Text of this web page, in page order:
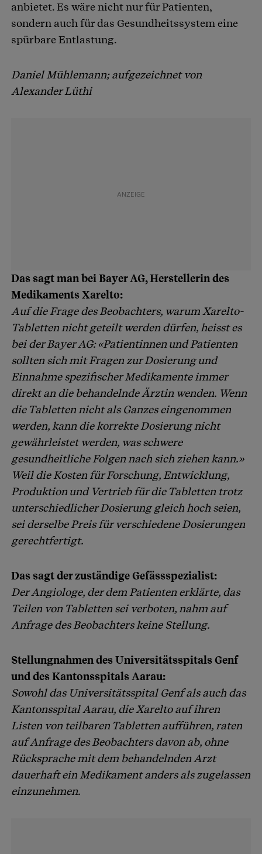
anbietet. Es wäre nicht nur für Patienten,
sondern auch für das Gesundheitssystem eine
spürbare Entlastung.
Daniel Mühlemann; aufgezeichnet von
Alexander Lüthi
Das sagt man bei Bayer AG, Herstellerin des
Medikaments Xarelto:
Auf die Frage des Beobachters, warum Xarelto-
Tabletten nicht geteilt werden dürfen, heisst es
bei der Bayer AG: «Patientinnen und Patienten
sollten sich mit Fragen zur Dosierung und
Einnahme spezifischer Medikamente immer
direkt an die behandelnde Ärztin wenden. Wenn
die Tabletten nicht als Ganzes eingenommen
werden, kann die korrekte Dosierung nicht
gewährleistet werden, was schwere
gesundheitliche Folgen nach sich ziehen kann.»
Weil die Kosten für Forschung, Entwicklung,
Produktion und Vertrieb für die Tabletten trotz
unterschiedlicher Dosierung gleich hoch seien,
sei derselbe Preis für verschiedene Dosierungen
gerechtfertigt.
Das sagt der zuständige Gefässspezialist:
Der Angiologe, der dem Patienten erklärte, das
Teilen von Tabletten sei verboten, nahm auf
Anfrage des Beobachters keine Stellung.
Stellungnahmen des Universitätsspitals Genf
und des Kantonsspitals Aarau:
Sowohl das Universitätsspital Genf als auch das
Kantonsspital Aarau, die Xarelto auf ihren
Listen von teilbaren Tabletten aufführen, raten
auf Anfrage des Beobachters davon ab, ohne
Rücksprache mit dem behandelnden Arzt
dauerhaft ein Medikament anders als zugelassen
einzunehmen.